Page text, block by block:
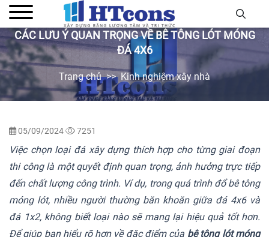
CÁC LƯU Ý QUAN TRỌNG VỀ BÊ TÔNG LÓT MÓNG
ĐÁ 4X6
Trang chủ Kinh nghiệm xây nhà
05/09/2024 7251
Việc chọn loại đá xây dựng thích hợp cho từng giai đoạn
thi công là một quyết định quan trọng, ảnh hưởng trực tiếp
đến chất lượng công trình. Ví dụ, trong quá trình đổ bê tông
móng lót, nhiều người thường băn khoăn giữa đá 4x6 và
đá 1x2, không biết loại nào sẽ mang lại hiệu quả tốt hơn.
Để giúp bạn hiểu rõ hơn về đặc điểm của bê tông lót móng